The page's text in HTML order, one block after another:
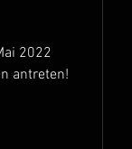
2022
antreten!